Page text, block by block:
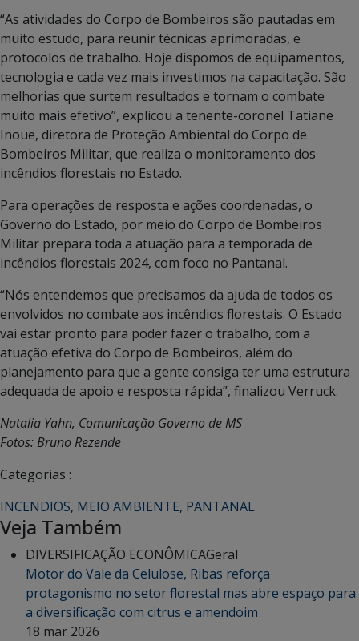
“As atividades do Corpo de Bombeiros são pautadas em
muito estudo, para reunir técnicas aprimoradas, e
protocolos de trabalho. Hoje dispomos de equipamentos,
tecnologia e cada vez mais investimos na capacitação. São
melhorias que surtem resultados e tornam o combate
muito mais efetivo”, explicou a tenente-coronel Tatiane
Inoue, diretora de Proteção Ambiental do Corpo de
Bombeiros Militar, que realiza o monitoramento dos
incêndios florestais no Estado.
Para operações de resposta e ações coordenadas, o
Governo do Estado, por meio do Corpo de Bombeiros
Militar prepara toda a atuação para a temporada de
incêndios florestais 2024, com foco no Pantanal.
“Nós entendemos que precisamos da ajuda de todos os
envolvidos no combate aos incêndios florestais. O Estado
vai estar pronto para poder fazer o trabalho, com a
atuação efetiva do Corpo de Bombeiros, além do
planejamento para que a gente consiga ter uma estrutura
adequada de apoio e resposta rápida”, finalizou Verruck.
Natalia Yahn, Comunicação Governo de MS
Fotos: Bruno Rezende
Categorias :
INCENDIOS, MEIO AMBIENTE, PANTANAL
Veja Também
DIVERSIFICAÇÃO ECONÔMICAGeral
Motor do Vale da Celulose, Ribas reforça
protagonismo no setor florestal mas abre espaço para
a diversificação com citrus e amendoim
18 mar 2026